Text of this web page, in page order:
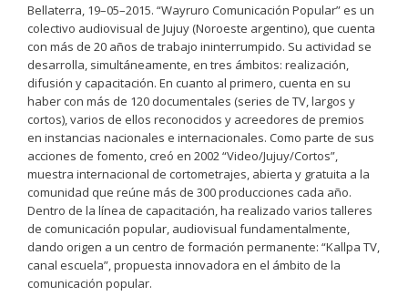
Bellaterra, 19–05–2015. “Wayruro Comunicación Popular” es un
colectivo audiovisual de Jujuy (Noroeste argentino), que cuenta
con más de 20 años de trabajo ininterrumpido. Su actividad se
desarrolla, simultáneamente, en tres ámbitos: realización,
difusión y capacitación. En cuanto al primero, cuenta en su
haber con más de 120 documentales (series de TV, largos y
cortos), varios de ellos reconocidos y acreedores de premios
en instancias nacionales e internacionales. Como parte de sus
acciones de fomento, creó en 2002 “Video/Jujuy/Cortos”,
muestra internacional de cortometrajes, abierta y gratuita a la
comunidad que reúne más de 300 producciones cada año.
Dentro de la línea de capacitación, ha realizado varios talleres
de comunicación popular, audiovisual fundamentalmente,
dando origen a un centro de formación permanente: “Kallpa TV,
canal escuela”, propuesta innovadora en el ámbito de la
comunicación popular.